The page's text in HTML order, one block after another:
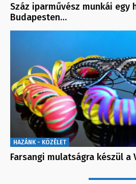
Száz iparművész munkái egy
Budapesten…
HAZÁNK - KÖZÉLET
Farsangi mulatságra készül a